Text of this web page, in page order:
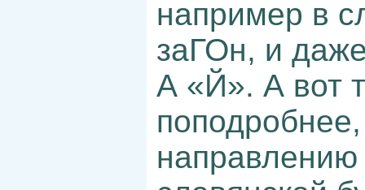
например в
заГОн, и
А «Й». А вот
направлению